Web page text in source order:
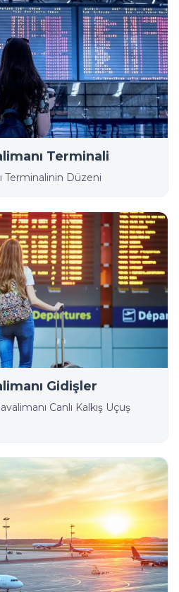
Terminali
Terminalinin Düzeni
Gidişler
Canlı Kalkış Uçuş